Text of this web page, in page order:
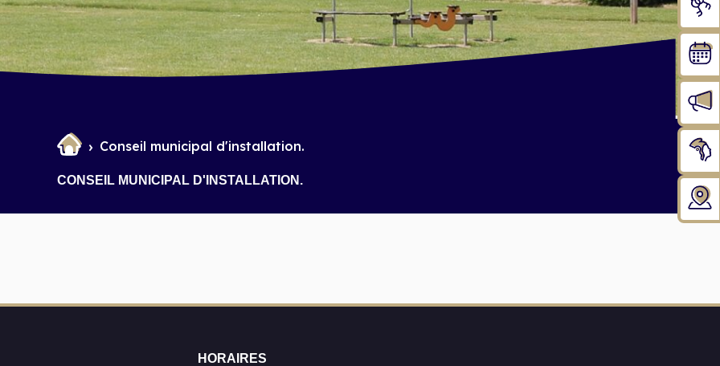
Conseil municipal d'installation.
CONSEIL MUNICIPAL D'INSTALLATION.
HORAIRES